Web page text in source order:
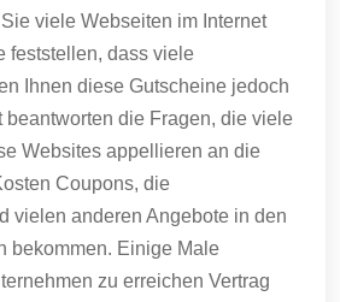
viele Webseiten im Internet
feststellen, dass viele
Ihnen diese Gutscheine jedoch
beantworten die Fragen, die viele
Websites appellieren an die
Coupons, die
vielen anderen Angebote in den
bekommen. Einige Male
zu erreichen Vertrag